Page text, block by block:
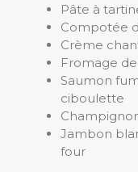
Pâte à
Compotée
Crème
Fromage
Saumon
ciboulette
Jambon
four